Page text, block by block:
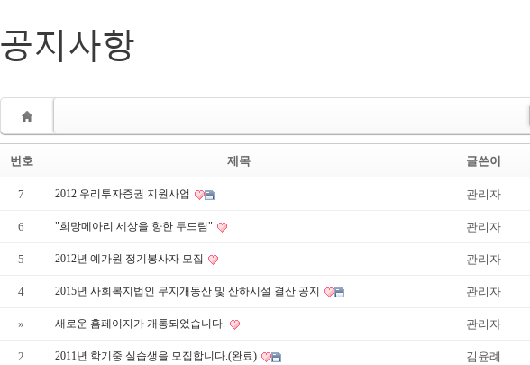
공지사항
번호 제목 글쓴이
7 2012 우리투자증권 지원사업 관리자
6 "희망메아리 세상을 향한 두드림" 관리자
5 2012년 예가원 정기봉사자 모집 관리자
4 2015년 사회복지법인 무지개동산 및 산하시설 결산 공지 관리자
» 새로운 홈페이지가 개통되었습니다. 관리자
2 2011년 학기중 실습생을 모집합니다.(완료) 김윤례